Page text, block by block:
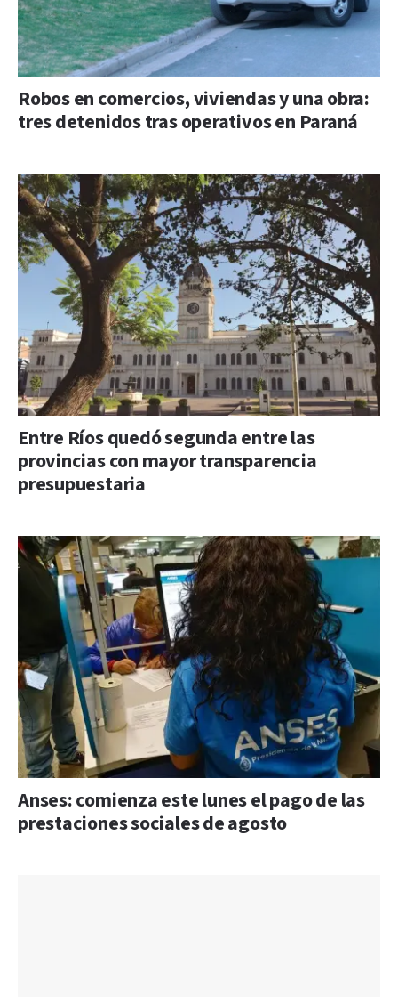
Robos en comercios, viviendas y una obra:
tres detenidos tras operativos en Paraná
Entre Ríos quedó segunda entre las
provincias con mayor transparencia
presupuestaria
Anses: comienza este lunes el pago de las
prestaciones sociales de agosto